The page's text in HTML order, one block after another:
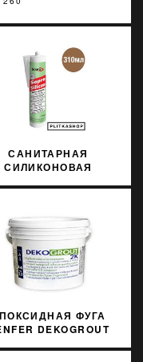
САНИТАРНАЯ
СИЛИКОНОВАЯ
ФУГА
DEKOGROUT